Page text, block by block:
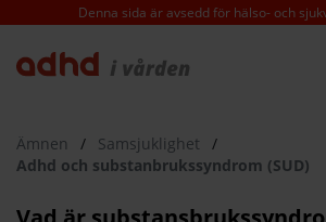
till
huvudinnehåll
Denna sida är avsedd för hälso- och
Ämnen / Samsjuklighet
/
Adhd och substanbrukssyndrom (SUD)